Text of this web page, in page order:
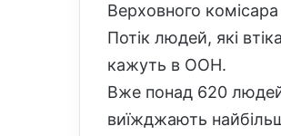
Верховного
Потік людей, які
кажуть в ООН.
Вже понад 620
виїжджають